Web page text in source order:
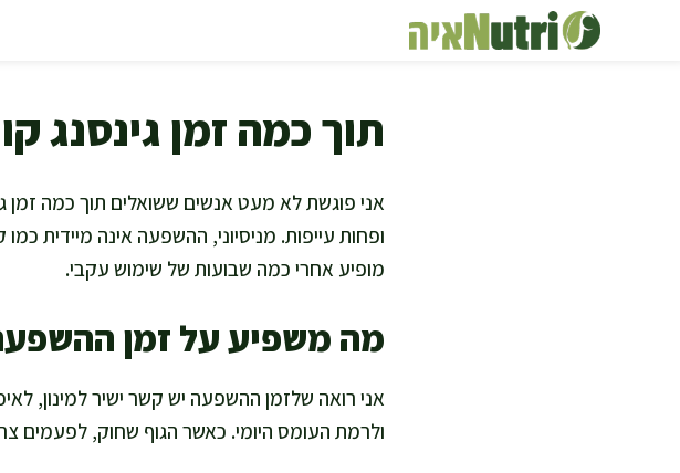
תוך כמה זמן גינסנג
אני פוגשת לא מעט אנשים ששואלים תוך כמה זמן
ופחות עייפות. מניסיוני, ההשפעה אינה מיידית כמו
מופיע אחרי כמה שבועות של שימוש עקבי.
מה משפיע על זמן
אני רואה שלזמן ההשפעה יש קשר ישיר למינון,
ולרמת העומס היומי. כאשר הגוף שחוק, לפעמים